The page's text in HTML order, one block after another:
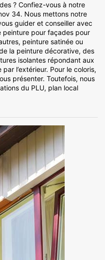
? Confiez-vous à notre
34. Nous mettons notre
guider et conseiller avec
pour façades pour
peinture satinée ou
la peinture décorative, des
isolantes répondant aux
l’extérieur. Pour le coloris,
présenter. Toutefois, nous
du PLU, plan local